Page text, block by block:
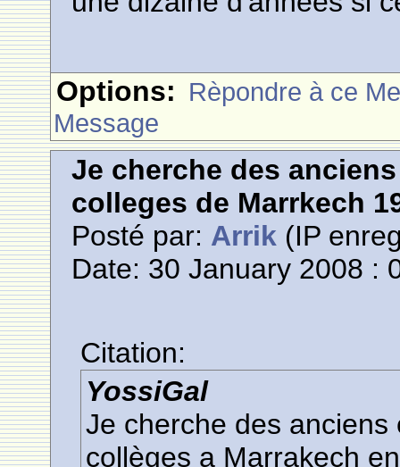
Options: Rèpondre à ce
Message
Je cherche des
colleges de Marrkech
Posté par: Arrik (IP
Date: 30 January 2008 :
Citation:
YossiGal
Je cherche des
collèges a Marrakech